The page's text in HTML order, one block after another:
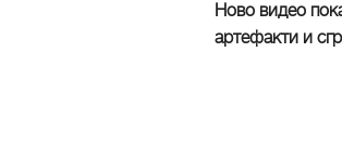
Ново видео
артефакти и